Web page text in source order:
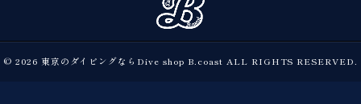
© 2026 東京のダイビングならDive shop B.coast ALL RIGHTS RESERVED.